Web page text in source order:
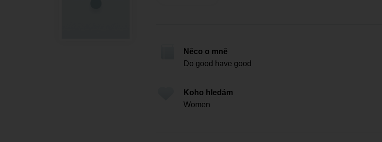
Něco o mně
Do good have good
Koho hledám
Women